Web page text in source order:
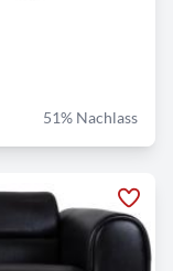
51% Nachlass